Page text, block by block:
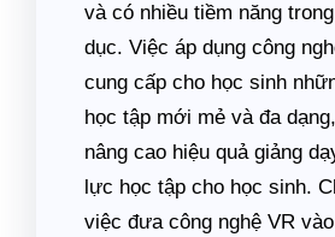
và có nhiều tiềm năng
dục. Việc áp dụng công
cung cấp cho học sinh
học tập mới mẻ và đa
nâng cao hiệu quả giảng
lực học tập cho học sinh.
việc đưa công nghệ VR